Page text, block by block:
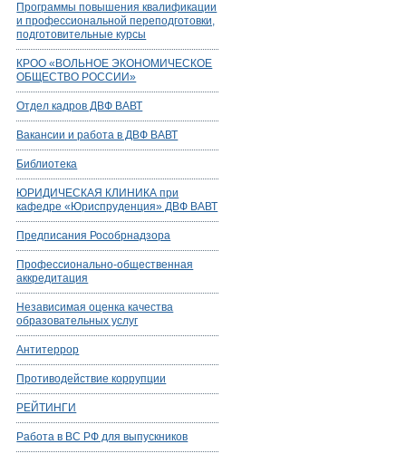
Программы повышения квалификации
и профессиональной переподготовки,
подготовительные курсы
КРОО «ВОЛЬНОЕ ЭКОНОМИЧЕСКОЕ
ОБЩЕСТВО РОССИИ»
Отдел кадров ДВФ ВАВТ
Вакансии и работа в ДВФ ВАВТ
Библиотека
ЮРИДИЧЕСКАЯ КЛИНИКА при
кафедре «Юриспруденция» ДВФ ВАВТ
Предписания Рособрнадзора
Профессионально-общественная
аккредитация
Независимая оценка качества
образовательных услуг
Антитеррор
Противодействие коррупции
РЕЙТИНГИ
Работа в ВС РФ для выпускников